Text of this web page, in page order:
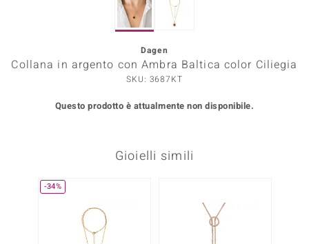
Dagen
Collana in argento con Ambra Baltica color Ciliegia
SKU: 3687KT
Questo prodotto è attualmente non disponibile.
Gioielli simili
-34%